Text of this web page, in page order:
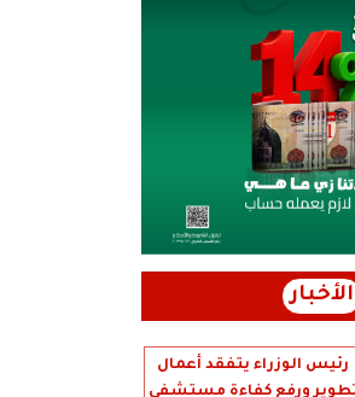
الأخبار
رئيس الوزراء يتفقد أعمال
ورفع كفاءة مستشفى